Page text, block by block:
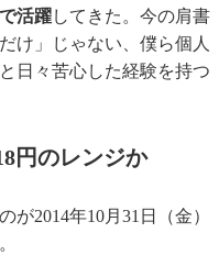
活躍してきた。今の肩書
け」じゃない、僕ら個人
日々苦心した経験を持つ
円のレンジか
2014年10月31日（金）